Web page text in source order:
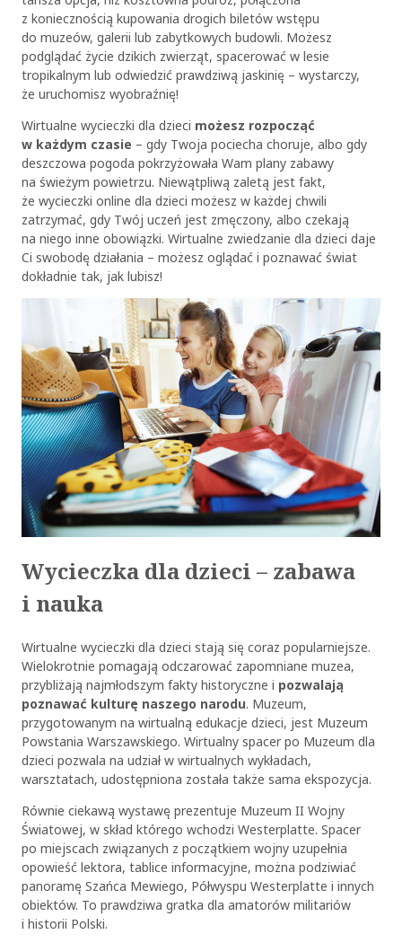
z koniecznością kupowania drogich biletów wstępu
do muzeów, galerii lub zabytkowych budowli. Możesz
podglądać życie dzikich zwierząt, spacerować w lesie
tropikalnym lub odwiedzić prawdziwą jaskinię – wystarczy,
że uruchomisz wyobraźnię!
Wirtualne wycieczki dla dzieci możesz rozpocząć
w każdym czasie – gdy Twoja pociecha choruje, albo gdy
deszczowa pogoda pokrzyżowała Wam plany zabawy
na świeżym powietrzu. Niewątpliwą zaletą jest fakt,
że wycieczki online dla dzieci możesz w każdej chwili
zatrzymać, gdy Twój uczeń jest zmęczony, albo czekają
na niego inne obowiązki. Wirtualne zwiedzanie dla dzieci daje
Ci swobodę działania – możesz oglądać i poznawać świat
dokładnie tak, jak lubisz!
Wycieczka dla dzieci – zabawa
i nauka
Wirtualne wycieczki dla dzieci stają się coraz popularniejsze.
Wielokrotnie pomagają odczarować zapomniane muzea,
przybliżają najmłodszym fakty historyczne i pozwalają
poznawać kulturę naszego narodu. Muzeum,
przygotowanym na wirtualną edukacje dzieci, jest Muzeum
Powstania Warszawskiego. Wirtualny spacer po Muzeum dla
dzieci pozwala na udział w wirtualnych wykładach,
warsztatach, udostępniona została także sama ekspozycja.
Równie ciekawą wystawę prezentuje Muzeum II Wojny
Światowej, w skład którego wchodzi Westerplatte. Spacer
po miejscach związanych z początkiem wojny uzupełnia
opowieść lektora, tablice informacyjne, można podziwiać
panoramę Szańca Mewiego, Półwyspu Westerplatte i innych
obiektów. To prawdziwa gratka dla amatorów militariów
i historii Polski.